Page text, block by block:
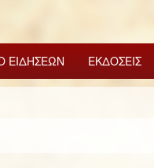
ΕΙΔΗΣΕΩΝ ΕΚΔΟΣΕΙΣ